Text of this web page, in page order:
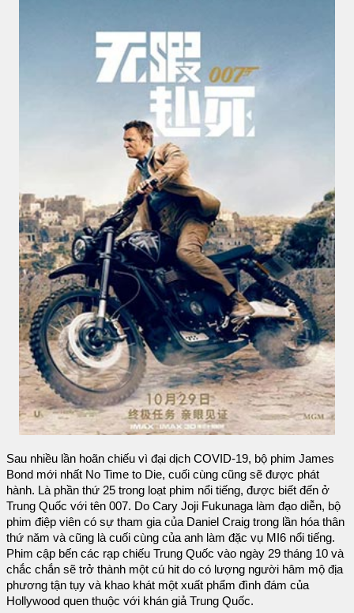
Sau nhiều lần hoãn chiếu vì đại dịch COVID-19, bộ phim James
Bond mới nhất No Time to Die, cuối cùng cũng sẽ được phát
hành. Là phần thứ 25 trong loạt phim nổi tiếng, được biết đến ở
Trung Quốc với tên 007. Do Cary Joji Fukunaga làm đạo diễn, bộ
phim điệp viên có sự tham gia của Daniel Craig trong lần hóa thân
thứ năm và cũng là cuối cùng của anh làm đặc vụ MI6 nổi tiếng.
Phim cập bến các rạp chiếu Trung Quốc vào ngày 29 tháng 10 và
chắc chắn sẽ trở thành một cú hit do có lượng người hâm mộ địa
phương tận tụy và khao khát một xuất phẩm đình đám của
Hollywood quen thuộc với khán giả Trung Quốc.